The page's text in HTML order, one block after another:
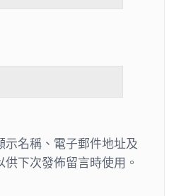
示名稱、電子郵件地址及
下次發佈留言時使用。